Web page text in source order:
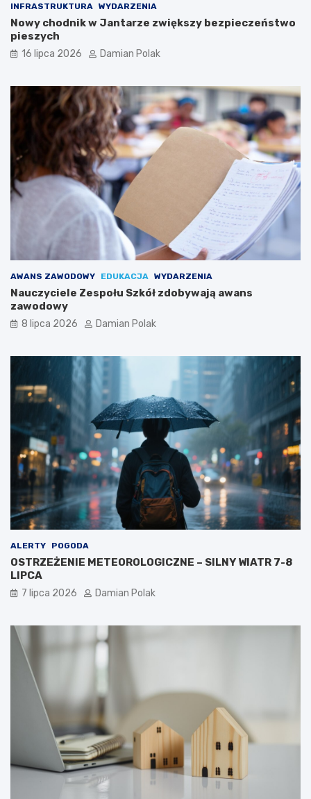
INFRASTRUKTURA WYDARZENIA
Nowy chodnik w Jantarze zwiększy bezpieczeństwo
pieszych
16 lipca 2026 Damian Polak
AWANS ZAWODOWY EDUKACJA WYDARZENIA
Nauczyciele Zespołu Szkół zdobywają awans
zawodowy
8 lipca 2026 Damian Polak
ALERTY POGODA
OSTRZEŻENIE METEOROLOGICZNE – SILNY WIATR 7-8
LIPCA
7 lipca 2026 Damian Polak